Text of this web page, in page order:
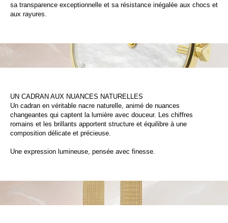
sa transparence exceptionnelle et sa résistance inégalée aux chocs et
aux rayures.
UN CADRAN AUX NUANCES NATURELLES
Un cadran en véritable nacre naturelle, animé de nuances
changeantes qui captent la lumière avec douceur. Les chiffres
romains et les brillants apportent structure et équilibre à une
composition délicate et précieuse.
Une expression lumineuse, pensée avec finesse.